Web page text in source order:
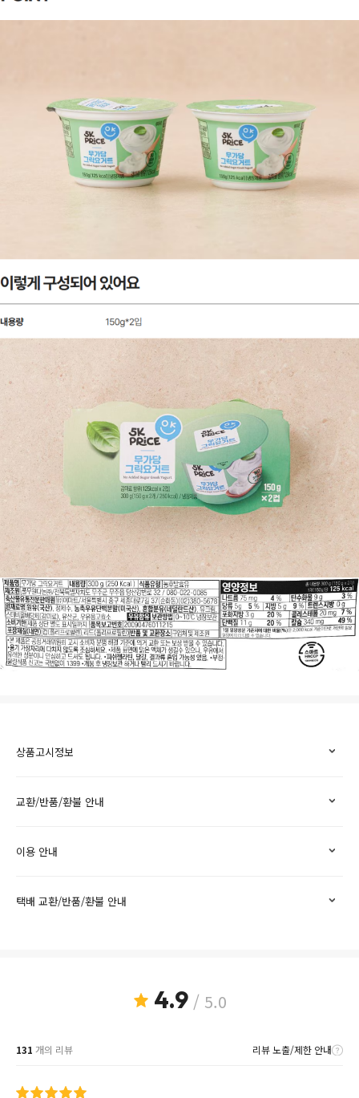
상품고시정보
교환/반품/환불 안내
이용 안내
택배 교환/반품/환불 안내
4.9/ 5.0
131 개의 리뷰 리뷰 노출/제한 안내